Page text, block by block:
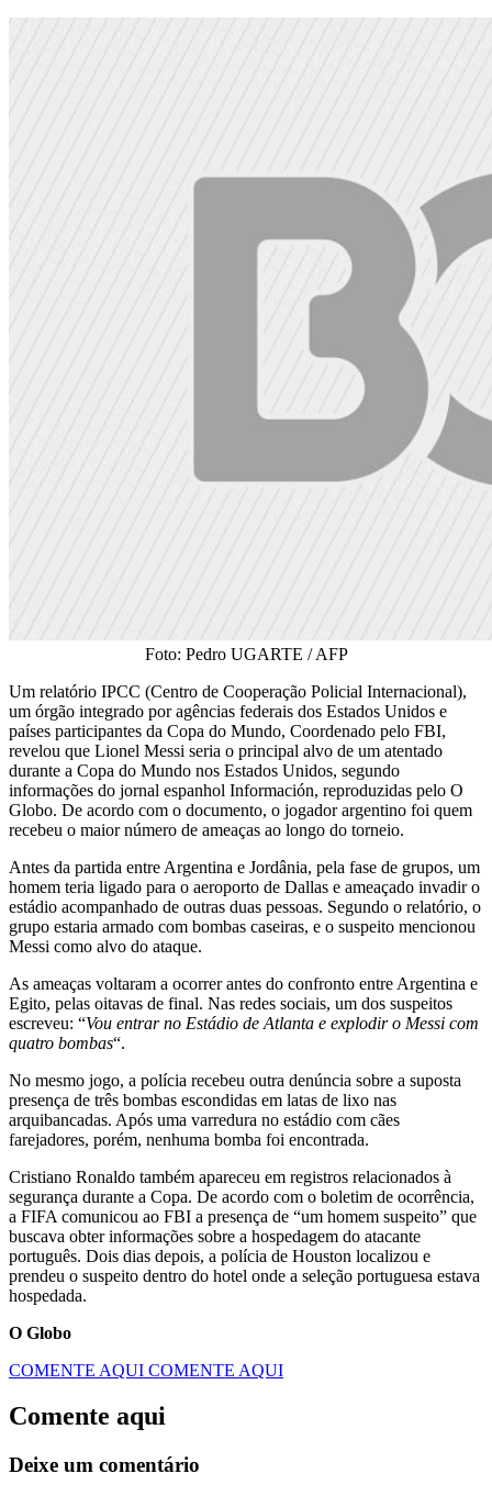
Foto: Pedro UGARTE / AFP
Um relatório IPCC (Centro de Cooperação Policial Internacional),
um órgão integrado por agências federais dos Estados Unidos e
países participantes da Copa do Mundo, Coordenado pelo FBI,
revelou que Lionel Messi seria o principal alvo de um atentado
durante a Copa do Mundo nos Estados Unidos, segundo
informações do jornal espanhol Información, reproduzidas pelo O
Globo. De acordo com o documento, o jogador argentino foi quem
recebeu o maior número de ameaças ao longo do torneio.
Antes da partida entre Argentina e Jordânia, pela fase de grupos, um
homem teria ligado para o aeroporto de Dallas e ameaçado invadir o
estádio acompanhado de outras duas pessoas. Segundo o relatório, o
grupo estaria armado com bombas caseiras, e o suspeito mencionou
Messi como alvo do ataque.
As ameaças voltaram a ocorrer antes do confronto entre Argentina e
Egito, pelas oitavas de final. Nas redes sociais, um dos suspeitos
escreveu: “Vou entrar no Estádio de Atlanta e explodir o Messi com
quatro bombas“.
No mesmo jogo, a polícia recebeu outra denúncia sobre a suposta
presença de três bombas escondidas em latas de lixo nas
arquibancadas. Após uma varredura no estádio com cães
farejadores, porém, nenhuma bomba foi encontrada.
Cristiano Ronaldo também apareceu em registros relacionados à
segurança durante a Copa. De acordo com o boletim de ocorrência,
a FIFA comunicou ao FBI a presença de “um homem suspeito” que
buscava obter informações sobre a hospedagem do atacante
português. Dois dias depois, a polícia de Houston localizou e
prendeu o suspeito dentro do hotel onde a seleção portuguesa estava
hospedada.
O Globo
COMENTE AQUI COMENTE AQUI
Comente aqui
Deixe um comentário